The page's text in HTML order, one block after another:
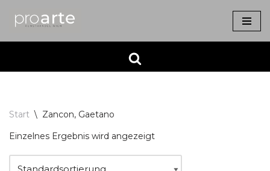
Start \ Zancon, Gaetano
Einzelnes Ergebnis wird angezeigt